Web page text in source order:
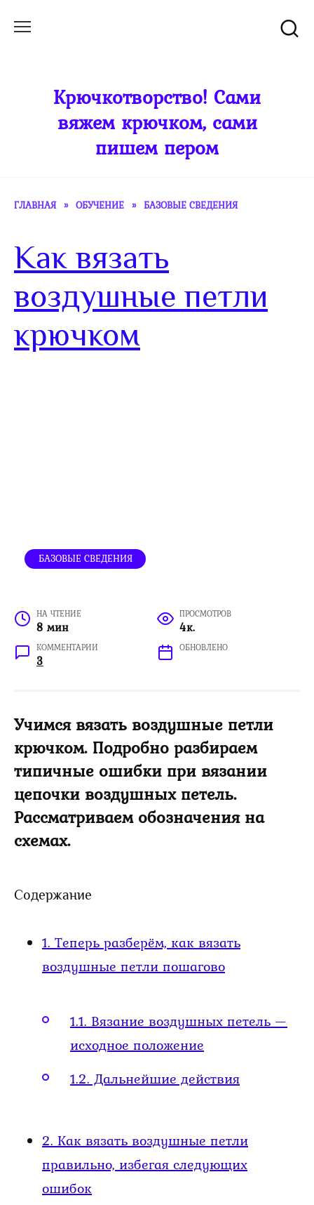
Крючкотворство! Сами
вяжем крючком, сами
пишем пером
ГЛАВНАЯ » ОБУЧЕНИЕ » БАЗОВЫЕ СВЕДЕНИЯ
Как вязать
воздушные петли
крючком
БАЗОВЫЕ СВЕДЕНИЯ
НА ЧТЕНИЕ
8 мин
ПРОСМОТРОВ
4к.
КОММЕНТАРИИ
3
ОБНОВЛЕНО
Учимся вязать воздушные петли
крючком. Подробно разбираем
типичные ошибки при вязании
цепочки воздушных петель.
Рассматриваем обозначения на
схемах.
Содержание
1. Теперь разберём, как вязать
воздушные петли пошагово
1.1. Вязание воздушных петель —
исходное положение
1.2. Дальнейшие действия
2. Как вязать воздушные петли
правильно, избегая следующих
ошибок